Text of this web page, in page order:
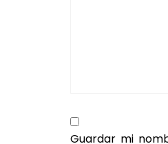
Guardar mi